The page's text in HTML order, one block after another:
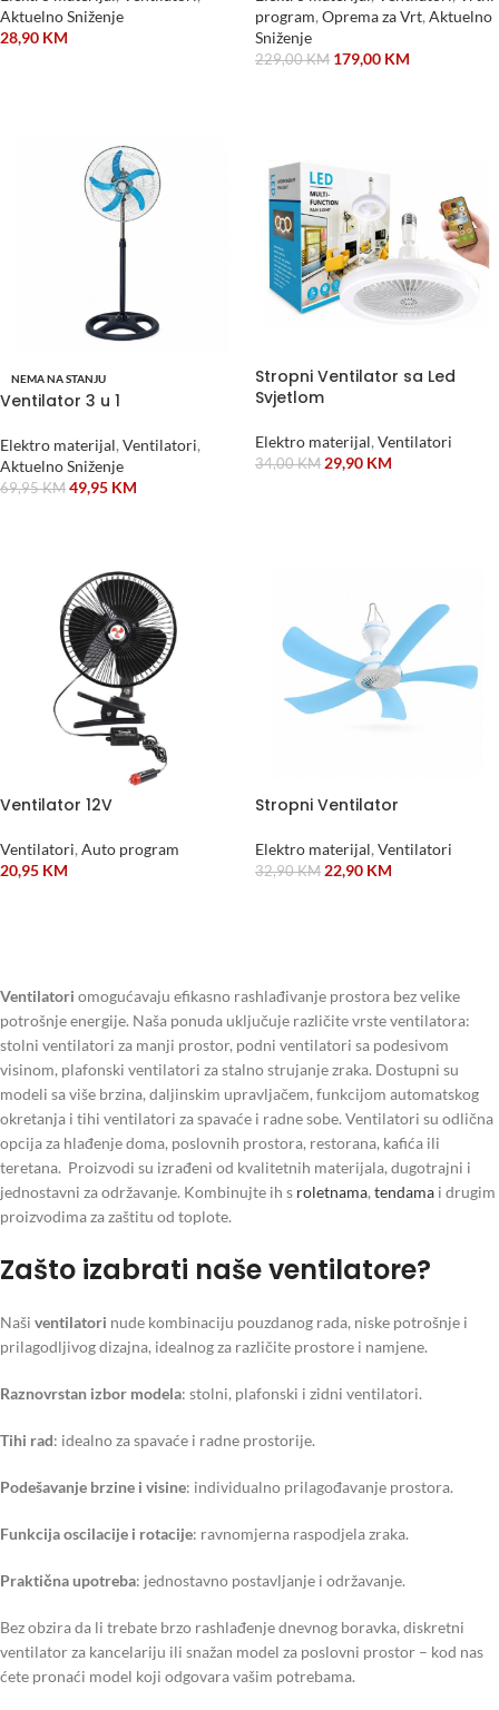
Aktuelno Sniženje
28,90 KM
program, Oprema za Vrt, Aktuelno
Sniženje
229,00KM 179,00 KM
NEMA NA STANJU
Ventilator 3 u 1
Elektro materijal, Ventilatori,
Aktuelno Sniženje
69,95KM 49,95 KM
Stropni Ventilator sa Led
Svjetlom
Elektro materijal, Ventilatori
34,00KM 29,90 KM
Ventilator 12V
Ventilatori, Auto program
20,95 KM
Stropni Ventilator
Elektro materijal, Ventilatori
32,90KM 22,90 KM
Ventilatori omogućavaju efikasno rashlađivanje prostora bez velike
potrošnje energije. Naša ponuda uključuje različite vrste ventilatora:
stolni ventilatori za manji prostor, podni ventilatori sa podesivom
visinom, plafonski ventilatori za stalno strujanje zraka. Dostupni su
modeli sa više brzina, daljinskim upravljačem, funkcijom automatskog
okretanja i tihi ventilatori za spavaće i radne sobe. Ventilatori su odlična
opcija za hlađenje doma, poslovnih prostora, restorana, kafića ili
teretana. Proizvodi su izrađeni od kvalitetnih materijala, dugotrajni i
jednostavni za održavanje. Kombinujte ih s roletnama, tendama i drugim
proizvodima za zaštitu od toplote.
Zašto izabrati naše ventilatore?
Naši ventilatori nude kombinaciju pouzdanog rada, niske potrošnje i
prilagodljivog dizajna, idealnog za različite prostore i namjene.
Raznovrstan izbor modela: stolni, plafonski i zidni ventilatori.
Tihi rad: idealno za spavaće i radne prostorije.
Podešavanje brzine i visine: individualno prilagođavanje prostora.
Funkcija oscilacije i rotacije: ravnomjerna raspodjela zraka.
Praktična upotreba: jednostavno postavljanje i održavanje.
Bez obzira da li trebate brzo rashlađenje dnevnog boravka, diskretni
ventilator za kancelariju ili snažan model za poslovni prostor – kod nas
ćete pronaći model koji odgovara vašim potrebama.